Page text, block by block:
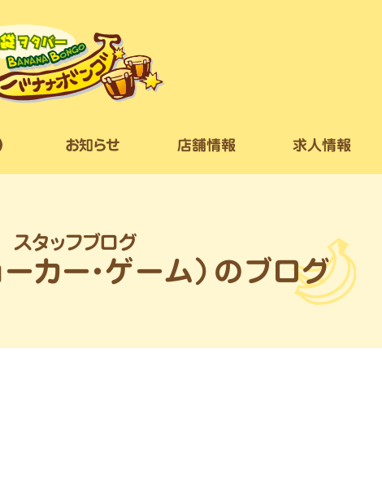
お知らせ 店舗情報 求人情報
スタッフブログ